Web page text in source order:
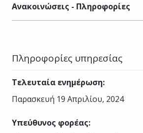
Ανακοινώσεις - Πληροφορίες
Πληροφορίες υπηρεσίας
Τελευταία ενημέρωση:
Παρασκευή 19 Απριλίου, 2024
Υπεύθυνος φορέας: